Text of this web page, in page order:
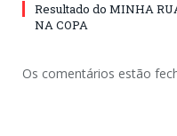
Resultado do MINHA
NA COPA
Os comentários estão